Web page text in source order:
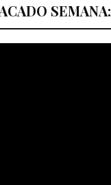
SEMANA: